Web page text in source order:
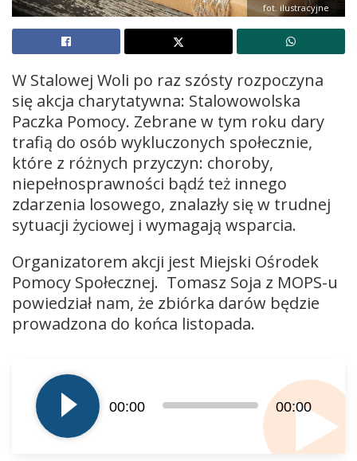
fot. ilustracyjne
W Stalowej Woli po raz szósty rozpoczyna
się akcja charytatywna: Stalowowolska
Paczka Pomocy. Zebrane w tym roku dary
trafią do osób wykluczonych społecznie,
które z różnych przyczyn: choroby,
niepełnosprawności bądź też innego
zdarzenia losowego, znalazły się w trudnej
sytuacji życiowej i wymagają wsparcia.
Organizatorem akcji jest Miejski Ośrodek
Pomocy Społecznej. Tomasz Soja z MOPS-u
powiedział nam, że zbiórka darów będzie
prowadzona do końca listopada.
plików
dźwiękowych
00:00 00:00